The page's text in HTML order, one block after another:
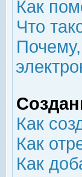
Как
Что
Как
Как
Как